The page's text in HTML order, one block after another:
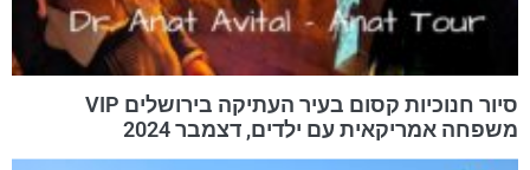
סיור חנוכיות קסום בעיר העתיקה בירושלים VIP
משפחה אמריקאית עם ילדים, דצמבר 2024